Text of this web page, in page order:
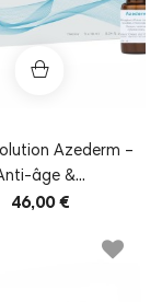
Azederm –
âge &...
46,00 €